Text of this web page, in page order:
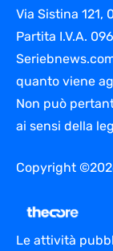
Via Sistina 121,
Partita I.V.A.
quanto viene
Non può
ai sensi della
Copyright
Le attività